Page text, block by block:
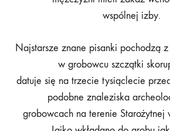
wspólnej izby.
Najstarsze znane pisanki pochodzą
w grobowcu szczątki
datuje się na trzecie tysiąclecie
podobne znaleziska
grobowcach na terenie Starożytnej